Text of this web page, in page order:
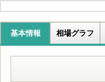
基本情報 相場グラフ